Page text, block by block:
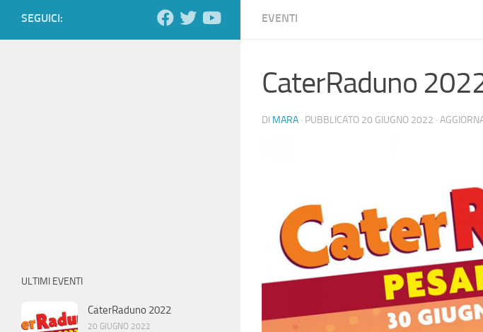
EVENTI
CaterRaduno
DI MARA · PUBBLICATO 20 GIUGNO 2022 ·
SEGUICI:
ULTIMI EVENTI
CaterRaduno 2022
20 GIUGNO 2022